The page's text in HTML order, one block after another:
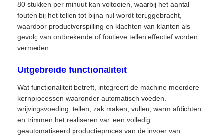
80 stukken per minuut kan voltooien, waarbij het aantal
fouten bij het tellen tot bijna nul wordt teruggebracht,
waardoor productverspilling en klachten van klanten als
gevolg van ontbrekende of foutieve tellen effectief worden
vermeden.
Uitgebreide functionaliteit
Wat functionaliteit betreft, integreert de machine meerdere
kernprocessen waaronder automatisch voeden,
wrijvingsvoeding, tellen, zak maken, vullen, warm afdichten
en trimmen,het realiseren van een volledig
geautomatiseerd productieproces van de invoer van